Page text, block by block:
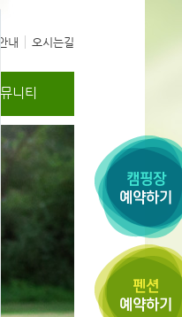
내 오시는길
니티